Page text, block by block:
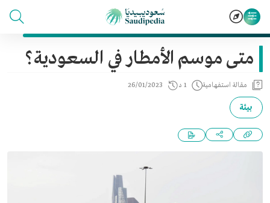
متى موسم الأمطار في السعودية؟
مقالة استفهامية 1 د 26/01/2023
بيئة